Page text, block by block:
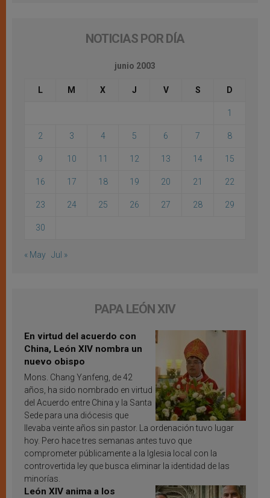
NOTICIAS POR DÍA
junio 2003
L M X J V S D
1
2 3 4 5 6 7 8
9 10 11 12 13 14 15
16 17 18 19 20 21 22
23 24 25 26 27 28 29
30
« May Jul »
PAPA LEÓN XIV
En virtud del acuerdo con
China, León XIV nombra un
nuevo obispo
Mons. Chang Yanfeng, de 42
años, ha sido nombrado en virtud
del Acuerdo entre China y la Santa
Sede para una diócesis que
llevaba veinte años sin pastor. La ordenación tuvo lugar
hoy. Pero hace tres semanas antes tuvo que
comprometer públicamente a la Iglesia local con la
controvertida ley que busca eliminar la identidad de las
minorías.
León XIV anima a los